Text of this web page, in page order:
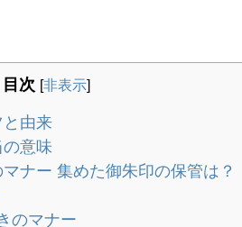
目次 [非表示]
由来
意味
ナー 集めた御朱印の保管は？
のマナー